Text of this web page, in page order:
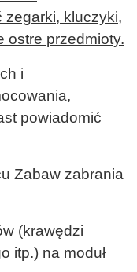
zegarki, kluczyki,
ostre przedmioty.
i
powiadomić
Zabaw zabrania
(krawędzi
itp.) na moduł